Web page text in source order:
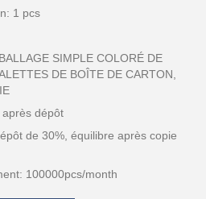
1 pcs
SIMPLE COLORÉ DE
DE BOÎTE DE CARTON,
dépôt
de 30%, équilibre après copie
100000pcs/month